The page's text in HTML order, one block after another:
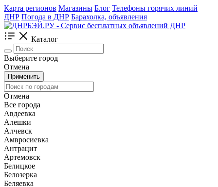
Карта регионов Магазины Блог Телефоны горячих линий
ДНР Погода в ДНР Барахолка, объявления
Каталог
Выберите город
Отмена
Применить
Отмена
Все города
Авдеевка
Алешки
Алчевск
Амвросиевка
Антрацит
Артемовск
Белицкое
Белозерка
Беляевка